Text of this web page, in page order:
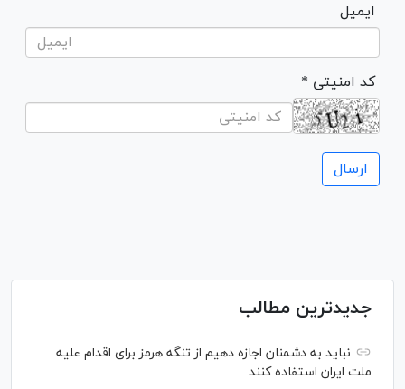
ایمیل
* کد امنیتی
جدیدترین مطالب
نباید به دشمنان اجازه دهیم از تنگه هرمز برای اقدام علیه
ملت ایران استفاده کنند